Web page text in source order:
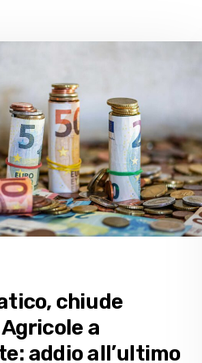
chiude
a
addio all’ultimo